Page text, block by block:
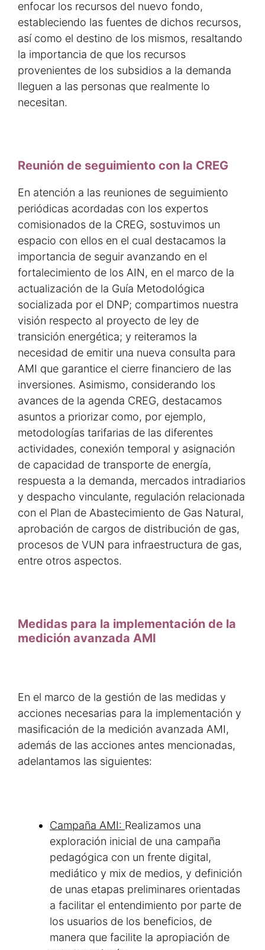
enfocar los recursos del nuevo fondo,
estableciendo las fuentes de dichos recursos,
así como el destino de los mismos, resaltando
la importancia de que los recursos
provenientes de los subsidios a la demanda
lleguen a las personas que realmente lo
necesitan.
Reunión de seguimiento con la CREG
En atención a las reuniones de seguimiento
periódicas acordadas con los expertos
comisionados de la CREG, sostuvimos un
espacio con ellos en el cual destacamos la
importancia de seguir avanzando en el
fortalecimiento de los AIN, en el marco de la
actualización de la Guía Metodológica
socializada por el DNP; compartimos nuestra
visión respecto al proyecto de ley de
transición energética; y reiteramos la
necesidad de emitir una nueva consulta para
AMI que garantice el cierre financiero de las
inversiones. Asimismo, considerando los
avances de la agenda CREG, destacamos
asuntos a priorizar como, por ejemplo,
metodologías tarifarias de las diferentes
actividades, conexión temporal y asignación
de capacidad de transporte de energía,
respuesta a la demanda, mercados intradiarios
y despacho vinculante, regulación relacionada
con el Plan de Abastecimiento de Gas Natural,
aprobación de cargos de distribución de gas,
procesos de VUN para infraestructura de gas,
entre otros aspectos.
Medidas para la implementación de la
medición avanzada AMI
En el marco de la gestión de las medidas y
acciones necesarias para la implementación y
masificación de la medición avanzada AMI,
además de las acciones antes mencionadas,
adelantamos las siguientes:
Campaña AMI: Realizamos una
exploración inicial de una campaña
pedagógica con un frente digital,
mediático y mix de medios, y definición
de unas etapas preliminares orientadas
a facilitar el entendimiento por parte de
los usuarios de los beneficios, de
manera que facilite la apropiación de